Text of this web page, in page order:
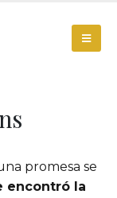
promesa se
encontró la